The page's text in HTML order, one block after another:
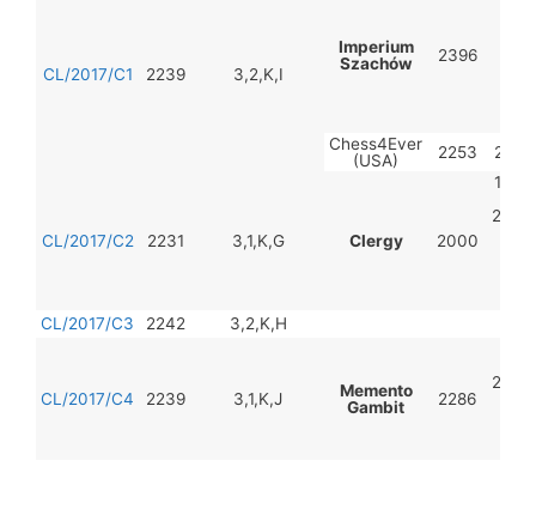
CL/2017/C1 2239 3,2,K,I
Imperium
Szachów
2396
Chess4Ever
(USA)
2253
CL/2017/C2 2231 3,1,K,G Clergy 2000
CL/2017/C3
2242 3,2,K,H
CL/2017/C4 2239 3,1,K,J
Memento
Gambit
2286